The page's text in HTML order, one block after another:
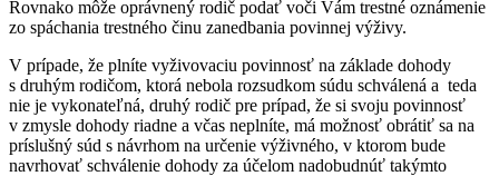
Rovnako môže oprávnený rodič podať voči Vám trestné oznámenie
zo spáchania trestného činu zanedbania povinnej výživy.
V prípade, že plníte vyživovaciu povinnosť na základe dohody
s druhým rodičom, ktorá nebola rozsudkom súdu schválená a teda
nie je vykonateľná, druhý rodič pre prípad, že si svoju povinnosť
v zmysle dohody riadne a včas neplníte, má možnosť obrátiť sa na
príslušný súd s návrhom na určenie výživného, v ktorom bude
navrhovať schválenie dohody za účelom nadobudnúť takýmto